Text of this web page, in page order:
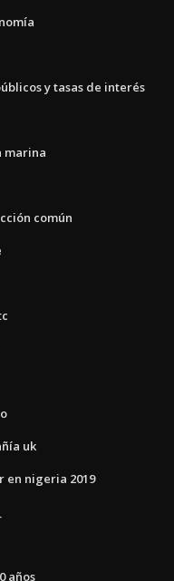
y tasas de interés
marina
común
uk
en nigeria 2019
años